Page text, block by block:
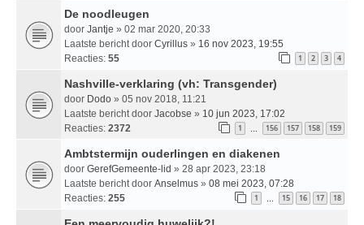
De noodleugen
door Jantje » 02 mar 2020, 20:33
Laatste bericht door Cyrillus » 16 nov 2023, 19:55
Reacties: 55 1 2 3 4
Nashville-verklaring (vh: Transgender)
door Dodo » 05 nov 2018, 11:21
Laatste bericht door Jacobse » 10 jun 2023, 17:02
Reacties: 2372 1 … 156 157 158 159
Ambtstermijn ouderlingen en diakenen
door GerefGemeente-lid » 28 apr 2023, 23:18
Laatste bericht door Anselmus » 08 mei 2023, 07:28
Reacties: 255 1 … 15 16 17 18